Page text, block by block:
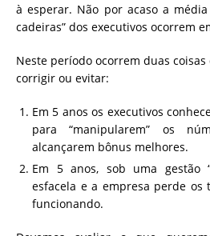
à esperar. Não por acaso a
cadeiras” dos executivos ocorrem
Neste período ocorrem duas
corrigir ou evitar:
Em 5 anos os executivos
para “manipularem” os
alcançarem bônus melhores.
Em 5 anos, sob uma
esfacela e a empresa perde os
funcionando.